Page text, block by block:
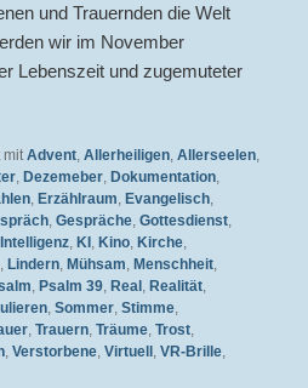
und Trauernden die Welt
wir im November
Lebenszeit und zugemuteter
mit Advent, Allerheiligen, Allerseelen,
, Dezemeber, Dokumentation,
, Erzählraum, Evangelisch,
, Gespräche, Gottesdienst,
, KI , Kino, Kirche,
, Lindern, Mühsam, Menschheit,
, Psalm 39, Real , Realität,
, Sommer, Stimme,
, Trauern, Träume, Trost,
, Verstorbene, Virtuell , VR-Brille,